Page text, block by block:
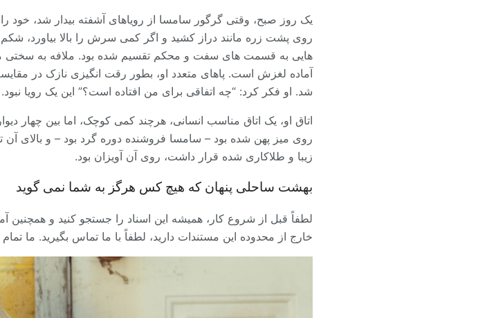
یک روز صبح، وقتی گرگور سامسا از رویاهای آشفته بیدار شد، خود
روی پشت زره مانند دراز کشید و اگر کمی سرش را بالا بیاورد،
هایی به قسمت های سفت و محکم تقسیم شده بود. ملافه به سختی
آماده لغزش است. پاهای متعدد او، بطور رقت انگیزی نازک در
شد. او فکر کرد: “چه اتفاقی برای من افتاده است؟” این یک رویا نبود.
اتاق او، یک اتاق مناسب انسانی، هرچند کمی کوچک، اما بین چهار
روی میز پهن شده بود – سامسا فروشنده دوره گرد بود – و بالای
زیبا و طلاکاری شده قرار داشت، روی آن آویزان بود.
بهشت ساحلی پنهان که هیچ کس هرگز به شما نمی گوید
لطفاً قبل از شروع کار، همیشه این اسناد را جستجو کنید و همچنین
خارج از محدوده این مستندات دارید، لطفاً با ما تماس بگیرید. ما